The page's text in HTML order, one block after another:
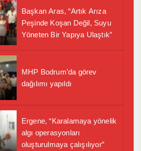
Başkan Aras, “Artık Arıza
Peşinde Koşan Değil, Suyu
Yöneten Bir Yapıya Ulaştık”
MHP Bodrum’da görev
dağılımı yapıldı
Ergene, “Karalamaya yönelik
algı operasyonları
oluşturulmaya çalışılıyor”